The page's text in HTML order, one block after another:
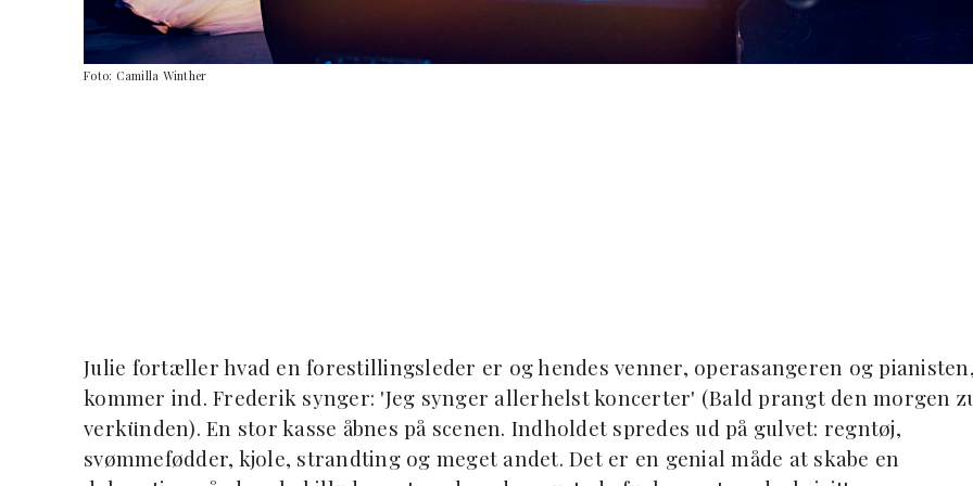
Foto: Camilla Winther
Julie fortæller hvad en forestillingsleder er og hendes venner, operasangeren og
kommer ind. Frederik synger: 'Jeg synger allerhelst koncerter' (Bald prangt den morgen
verkünden). En stor kasse åbnes på scenen. Indholdet spredes ud på gulvet: regntøj,
svømmefødder, kjole, strandting og meget andet. Det er en genial måde at skabe en